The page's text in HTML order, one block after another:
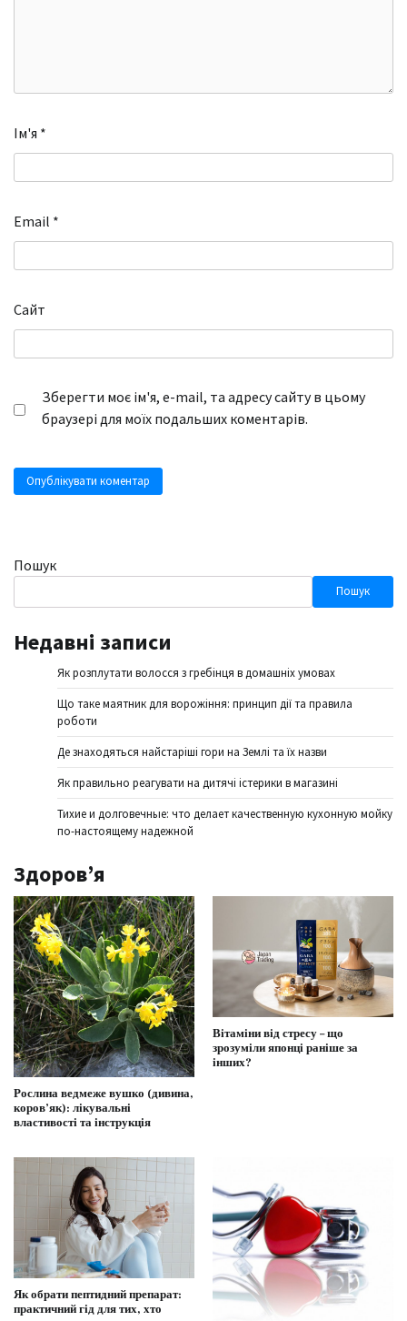
Ім'я *
Email *
Сайт
Зберегти моє ім'я, e-mail, та адресу сайту в цьому
браузері для моїх подальших коментарів.
Пошук
Пошук
Недавні записи
Як розплутати волосся з гребінця в домашніх умовах
Що таке маятник для ворожіння: принцип дії та правила
роботи
Де знаходяться найстаріші гори на Землі та їх назви
Як правильно реагувати на дитячі істерики в магазині
Тихие и долговечные: что делает качественную кухонную мойку
по-настоящему надежной
Здоров’я
Рослина ведмеже вушко (дивина,
коров’як): лікувальні
властивості та інструкція
Вітаміни від стресу – що
зрозуміли японці раніше за
інших?
Як обрати пептидний препарат:
практичний гід для тих, хто